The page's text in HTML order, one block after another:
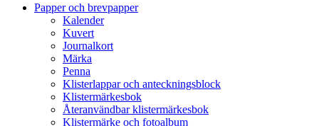
Papper och brevpapper
Kalender
Kuvert
Journalkort
Märka
Penna
Klisterlappar och anteckningsblock
Klistermärkesbok
Återanvändbar klistermärkesbok
Klistermärke och fotoalbum